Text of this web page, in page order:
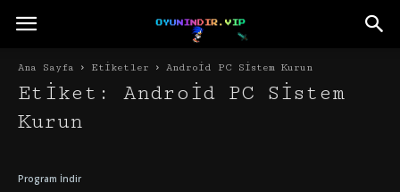
Ana Sayfa Etiketler Android PC Sistem Kurun
Etiket: Android PC Sistem
Kurun
Program İndir